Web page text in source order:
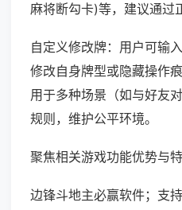
麻将断勾卡)等，建议通过
自定义修改牌：用户可输
修改自身牌型或隐藏操作
用于多种场景（如与好友
规则，维护公平环境。
聚焦相关游戏功能优势与特
边锋斗地主必赢软件；支